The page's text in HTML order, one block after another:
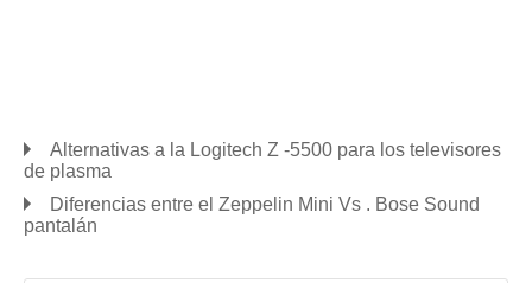
Alternativas a la Logitech Z -5500 para los televisores
de plasma
Diferencias entre el Zeppelin Mini Vs . Bose Sound
pantalán